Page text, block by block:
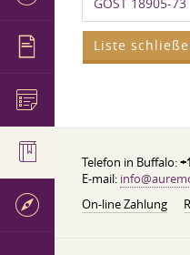
GOST 18905-73
Liste
Telefon in Buffalo:
E-mail:
On-line Zahlung